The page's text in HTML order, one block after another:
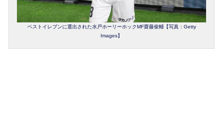
ベストイレブンに選出された水戸ホーリーホックMF齋藤俊輔【写真：Getty
Images】